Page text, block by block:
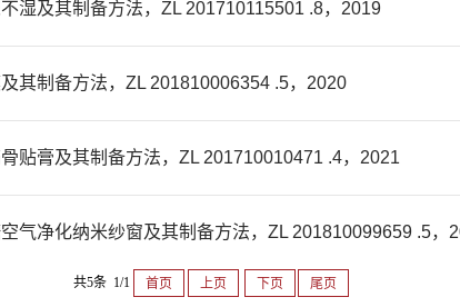
湿及其制备方法，ZL 201710115501 .8，2019
其制备方法，ZL 201810006354 .5，2020
贴膏及其制备方法，ZL 201710010471 .4，2021
气净化纳米纱窗及其制备方法，ZL 201810099659 .5，
共5条 1/1 首页 上页 下页 尾页